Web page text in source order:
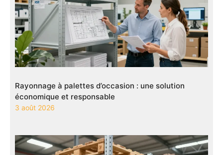
Rayonnage à palettes d’occasion : une solution
économique et responsable
3 août 2026